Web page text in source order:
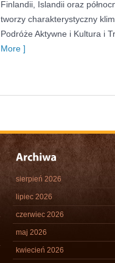
Finlandii, Islandii oraz
tworzy charakterystyczny
Podróże Aktywne i Kultura i
More ]
sierpień 2026
lipiec 2026
czerwiec 2026
maj 2026
kwiecień 2026